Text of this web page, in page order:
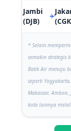
Jambi
(DJB)
* Selain
semakin strategis
Batik Air menuju
seperti
Makassar,
kota lainnya